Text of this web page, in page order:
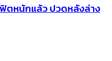
ตหนักแล้ว ปวดหลังล่าง